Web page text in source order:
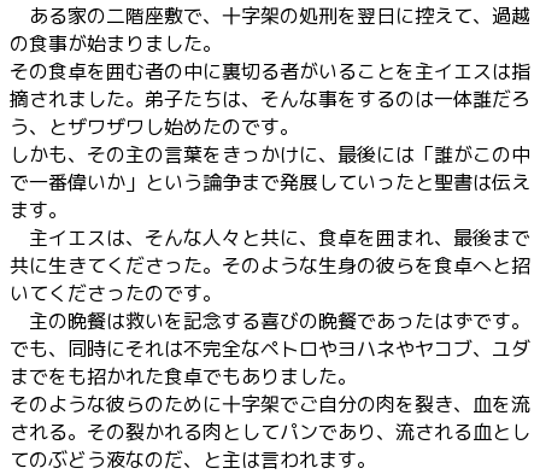
ある家の二階座敷で、十字架の処刑を翌日に控えて、過越
の食事が始まりました。
その食卓を囲む者の中に裏切る者がいることを主イエスは指
摘されました。弟子たちは、そんな事をするのは一体誰だろ
う、とザワザワし始めたのです。
しかも、その主の言葉をきっかけに、最後には「誰がこの中
で一番偉いか」という論争まで発展していったと聖書は伝え
ます。
主イエスは、そんな人々と共に、食卓を囲まれ、最後まで
共に生きてくださった。そのような生身の彼らを食卓へと招
いてくださったのです。
主の晩餐は救いを記念する喜びの晩餐であったはずです。
でも、同時にそれは不完全なペトロやヨハネやヤコブ、ユダ
までをも招かれた食卓でもありました。
そのような彼らのために十字架でご自分の肉を裂き、血を流
される。その裂かれる肉としてパンであり、流される血とし
てのぶどう液なのだ、と主は言われます。